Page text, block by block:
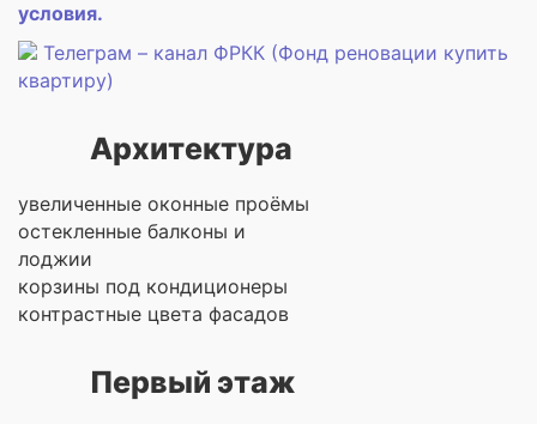
условия.
Телеграм – канал ФРКК (Фонд реновации купить
квартиру)
Архитектура
увеличенные оконные проёмы
остекленные балконы и
лоджии
корзины под кондиционеры
контрастные цвета фасадов
Первый этаж